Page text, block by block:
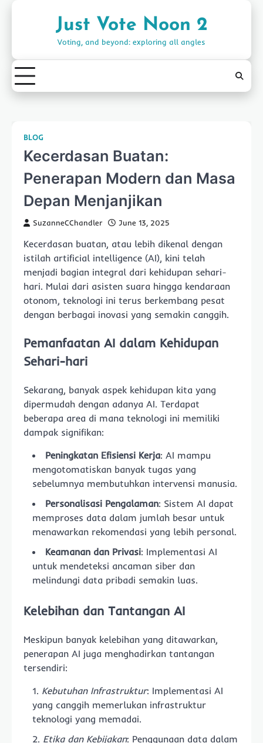
Just Vote Noon 2
Voting, and beyond: exploring all angles
BLOG
Kecerdasan Buatan:
Penerapan Modern dan Masa
Depan Menjanjikan
SuzanneCChandler June 13, 2025
Kecerdasan buatan, atau lebih dikenal dengan
istilah artificial intelligence (AI), kini telah
menjadi bagian integral dari kehidupan sehari-
hari. Mulai dari asisten suara hingga kendaraan
otonom, teknologi ini terus berkembang pesat
dengan berbagai inovasi yang semakin canggih.
Pemanfaatan AI dalam Kehidupan
Sehari-hari
Sekarang, banyak aspek kehidupan kita yang
dipermudah dengan adanya AI. Terdapat
beberapa area di mana teknologi ini memiliki
dampak signifikan:
Peningkatan Efisiensi Kerja: AI mampu
mengotomatiskan banyak tugas yang
sebelumnya membutuhkan intervensi manusia.
Personalisasi Pengalaman: Sistem AI dapat
memproses data dalam jumlah besar untuk
menawarkan rekomendasi yang lebih personal.
Keamanan dan Privasi: Implementasi AI
untuk mendeteksi ancaman siber dan
melindungi data pribadi semakin luas.
Kelebihan dan Tantangan AI
Meskipun banyak kelebihan yang ditawarkan,
penerapan AI juga menghadirkan tantangan
tersendiri:
Kebutuhan Infrastruktur: Implementasi AI
yang canggih memerlukan infrastruktur
teknologi yang memadai.
Etika dan Kebijakan: Penggunaan data dalam